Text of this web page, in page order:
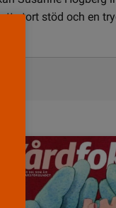
stort stöd och en